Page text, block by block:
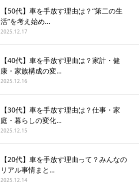
【50代】車を手放す理由は？“第二の生
活”を考え始め…
2025.12.17
【40代】車を手放す理由は？家計・健
康・家族構成の変…
2025.12.16
【30代】車を手放す理由は？仕事・家
庭・暮らしの変化…
2025.12.15
【20代】車を手放す理由って？みんなの
リアル事情まと…
2025.12.14